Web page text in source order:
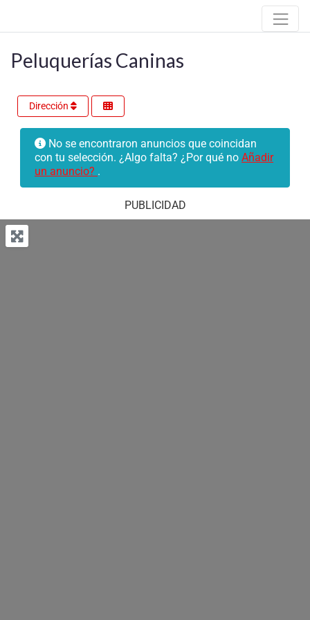
Peluquerías Caninas
Dirección
No se encontraron anuncios que coincidan
con tu selección. ¿Algo falta? ¿Por qué no Añadir
un anuncio? .
PUBLICIDAD